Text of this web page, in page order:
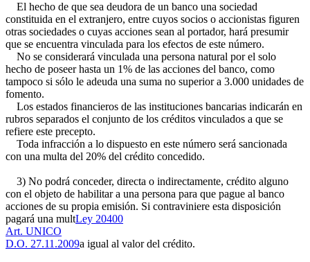
El hecho de que sea deudora de un banco una sociedad
constituida en el extranjero, entre cuyos socios o accionistas figuren
otras sociedades o cuyas acciones sean al portador, hará presumir
que se encuentra vinculada para los efectos de este número.
No se considerará vinculada una persona natural por el solo
hecho de poseer hasta un 1% de las acciones del banco, como
tampoco si sólo le adeuda una suma no superior a 3.000 unidades de
fomento.
Los estados financieros de las instituciones bancarias indicarán en
rubros separados el conjunto de los créditos vinculados a que se
refiere este precepto.
Toda infracción a lo dispuesto en este número será sancionada
con una multa del 20% del crédito concedido.
3) No podrá conceder, directa o indirectamente, crédito alguno
con el objeto de habilitar a una persona para que pague al banco
acciones de su propia emisión. Si contraviniere esta disposición
pagará una multLey 20400
Art. UNICO
D.O. 27.11.2009a igual al valor del crédito.